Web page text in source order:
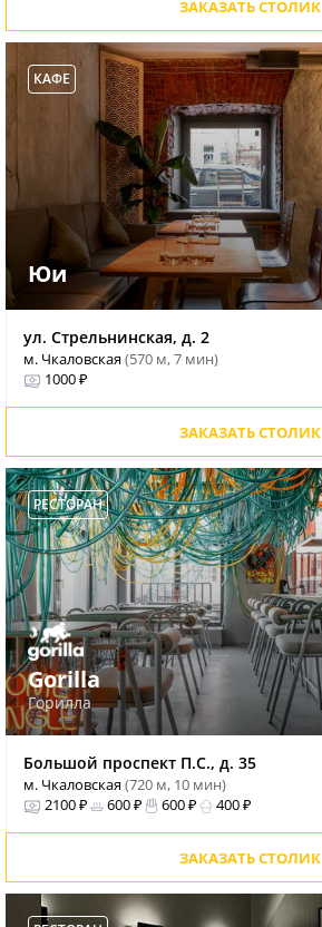
ЗАКАЗАТЬ СТОЛИК
КАФЕ
Юи
ул. Стрельнинская, д. 2
м. Чкаловская(570 м, 7 мин)
1000 ₽
ЗАКАЗАТЬ СТОЛИК
РЕСТОРАН
Gorilla
Горилла
Большой проспект П.С., д. 35
м. Чкаловская(720 м, 10 мин)
2100 ₽
600 ₽ 600 ₽ 400 ₽
ЗАКАЗАТЬ СТОЛИК